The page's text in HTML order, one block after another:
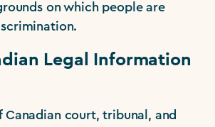
on which people are
Legal Information
Canadian court, tribunal, and